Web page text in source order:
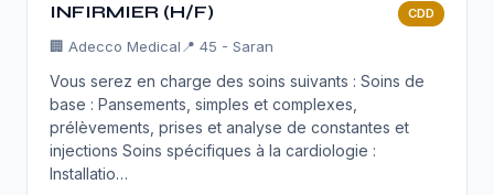
INFIRMIER (H/F) CDD
🏢 Adecco Medical 📍 45 - Saran
Vous serez en charge des soins suivants : Soins de
base : Pansements, simples et complexes,
prélèvements, prises et analyse de constantes et
injections Soins spécifiques à la cardiologie :
Installatio…